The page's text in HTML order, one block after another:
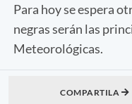
Para hoy se espera
negras serán las
Meteorológicas.
COMPARTILA